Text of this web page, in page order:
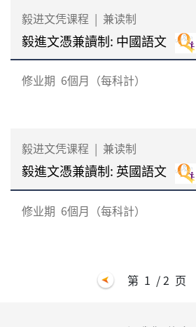
毅进文凭课程 | 兼读制
毅進文憑兼讀制: 中國語文
修业期 6個月（每科計）
毅进文凭课程 | 兼读制
毅進文憑兼讀制: 英國語文
修业期 6個月（每科計）
第 1 / 2 页